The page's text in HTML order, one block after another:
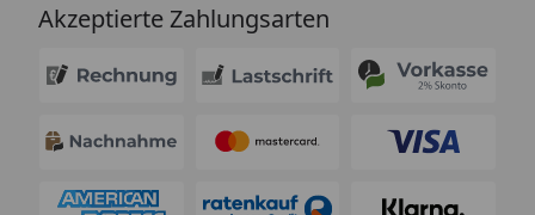
Akzeptierte Zahlungsarten